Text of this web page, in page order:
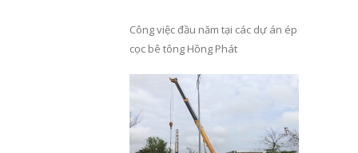
Công việc đầu năm tại các dự án ép
cọc bê tông Hồng Phát